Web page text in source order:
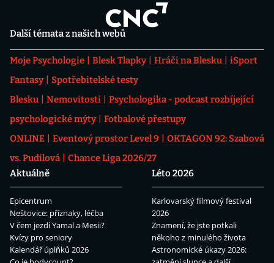
Další témata z našich webů
Moje Psychologie Blesk Tlapky Hráči na Blesku
iSport
Fantasy
Spotřebitelské testy
Blesku
Nemovitosti
Psychologika - podcast rozbíjející
psychologické mýty
Fotbalové přestupy
ONLINE
Eventový prostor Level 9
OKTAGON 92: Szabová
vs. Pudilová
Chance Liga 2026/27
Aktuálně
Epicentrum
Neštovice: příznaky, léčba
V čem jezdí Yamal a Mesii?
Kvízy pro seniory
Kalendář úplňků 2026
Léto 2026
Karlovarský filmový festival
2026
Znamení, že jste potkali
někoho z minulého života
Astronomické úkazy 2026: